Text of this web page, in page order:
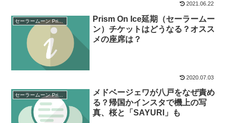
2021.06.22
セーラームーン Prism On Ice
Prism On Ice延期（セーラームー
ン）チケットはどうなる？オスス
メの座席は？
2020.07.03
セーラームーン Prism On Ice
メドベージェワが八戸をなぜ責め
る？帰国かインスタで機上の写
真、桜と「SAYURI」も